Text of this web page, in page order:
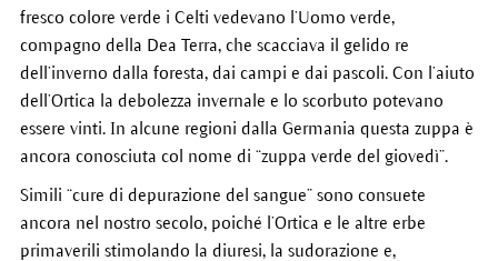
fresco colore verde i Celti vedevano l’Uomo verde,
compagno della Dea Terra, che scacciava il gelido re
dell’inverno dalla foresta, dai campi e dai pascoli. Con l’aiuto
dell’Ortica la debolezza invernale e lo scorbuto potevano
essere vinti. In alcune regioni dalla Germania questa zuppa è
ancora conosciuta col nome di “zuppa verde del giovedì”.
Simili “cure di depurazione del sangue” sono consuete
ancora nel nostro secolo, poiché l’Ortica e le altre erbe
primaverili stimolando la diuresi, la sudorazione e,